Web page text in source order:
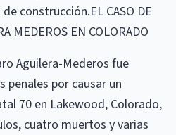
construcción.EL CASO DE
MEDEROS EN COLORADO
Aguilera-Mederos fue
penales por causar un
70 en Lakewood, Colorado,
cuatro muertos y varias